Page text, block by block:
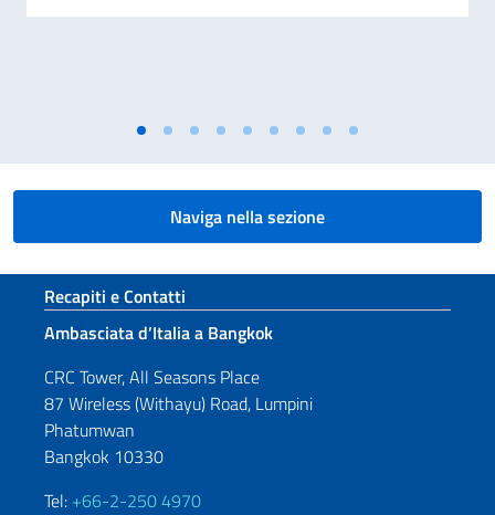
Naviga nella sezione
Sezione footer
Recapiti e Contatti
Ambasciata d’Italia a Bangkok
CRC Tower, All Seasons Place
87 Wireless (Withayu) Road, Lumpini
Phatumwan
Bangkok 10330
Tel: +66-2-250 4970